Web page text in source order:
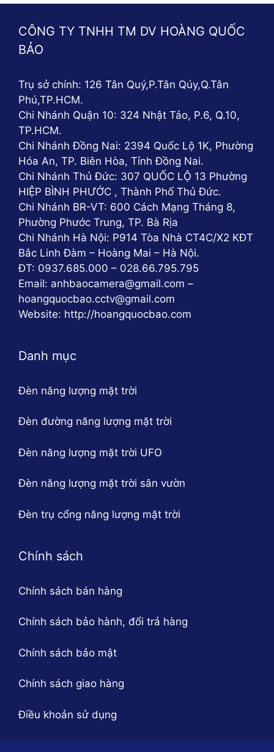
CÔNG TY TNHH TM DV HOÀNG QUỐC
BẢO
Trụ sở chính: 126 Tân Quý,P.Tân Qúy,Q.Tân
Phú,TP.HCM.
Chi Nhánh Quận 10: 324 Nhật Tảo, P.6, Q.10,
TP.HCM.
Chi Nhánh Đồng Nai: 2394 Quốc Lộ 1K, Phường
Hóa An, TP. Biên Hòa, Tỉnh Đồng Nai.
Chi Nhánh Thủ Đức: 307 QUỐC LỘ 13 Phường
HIỆP BÌNH PHƯỚC , Thành Phố Thủ Đức.
Chi Nhánh BR-VT: 600 Cách Mạng Tháng 8,
Phường Phước Trung, TP. Bà Rịa
Chi Nhánh Hà Nội: P914 Tòa Nhà CT4C/X2 KĐT
Bắc Linh Đàm – Hoàng Mai – Hà Nội.
ĐT: 0937.685.000 – 028.66.795.795
Email: anhbaocamera@gmail.com –
hoangquocbao.cctv@gmail.com
Website: http://hoangquocbao.com
Danh mục
Đèn năng lượng mặt trời
Đèn đường năng lượng mặt trời
Đèn năng lượng mặt trời UFO
Đèn năng lượng mặt trời sân vườn
Đèn trụ cổng năng lượng mặt trời
Chính sách
Chính sách bán hàng
Chính sách bảo hành, đổi trả hàng
Chính sách bảo mật
Chính sách giao hàng
Điều khoản sử dụng